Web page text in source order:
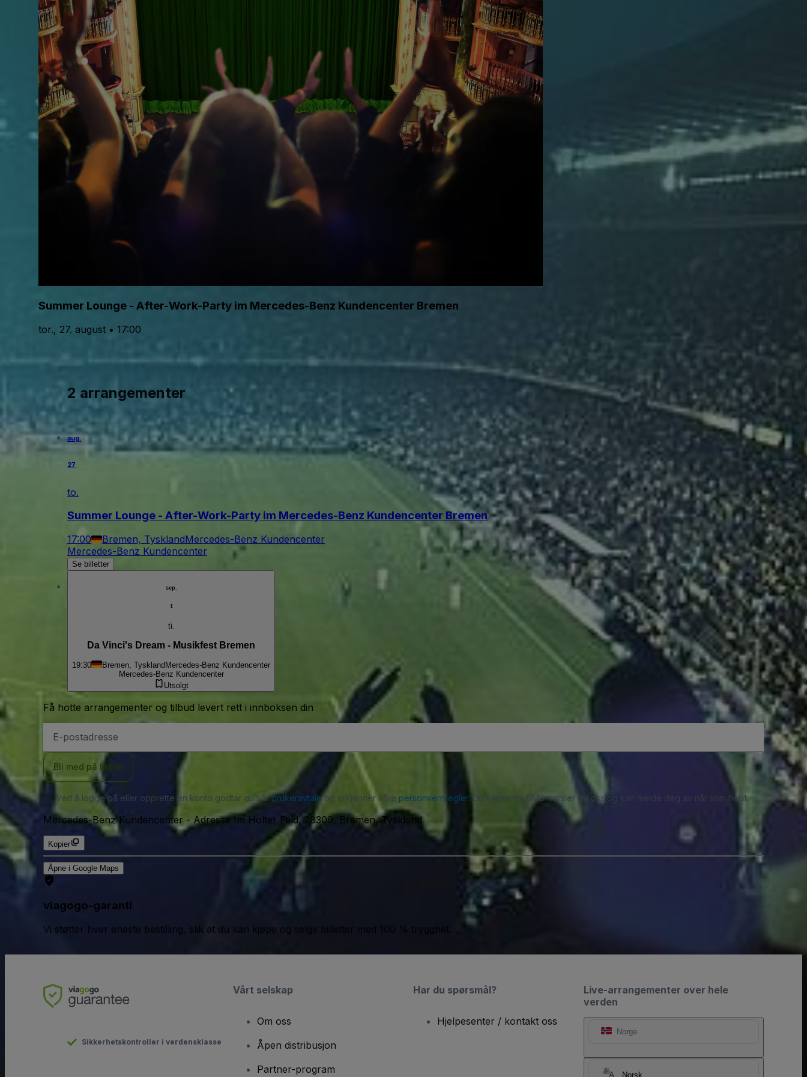
Summer Lounge - After-Work-Party im Mercedes-Benz Kundencenter Bremen
tor., 27. august • 17:00
2 arrangementer
aug.
27
to.
Summer Lounge - After-Work-Party im Mercedes-Benz Kundencenter Bremen
17:00 Bremen, TysklandMercedes-Benz Kundencenter
Mercedes-Benz Kundencenter
Se billetter
sep.
1
ti.
Da Vinci's Dream - Musikfest Bremen
19:30 Bremen, TysklandMercedes-Benz Kundencenter
Mercedes-Benz Kundencenter
Utsolgt
Få hotte arrangementer og tilbud levert rett i innboksen din
postadresse
Bli med på listen
Ved å logge på eller opprette en konto godtar du vårbrukeravtaleog erkjenner våre personvernregler. Du kan motta SMS-varsler fra oss og kan melde deg av når som helst.
Mercedes-Benz Kundencenter-Adresse Im Holter Feld, 28309, Bremen, Tyskland
Kopier
Åpne i Google Maps
viagogo-garanti
Vi støtter hver eneste bestilling, slik at du kan kjøpe og selge billetter med 100 % trygghet.
Live-arrangementer over hele
verden
Norge
Norsk
Sikkerhetskontroller i verdensklasse
Vårt selskap
Om oss
Åpen distribusjon
Partner-program
Har du spørsmål?
Hjelpesenter / kontakt oss